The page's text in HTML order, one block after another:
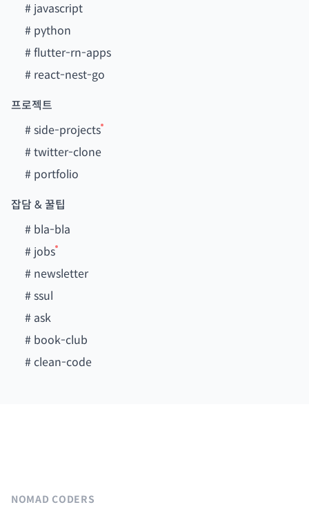
# javascript
# python
#flutter-rn-apps
# react-nest-go
프로젝트
#side-projects
#twitter-clone
# portfolio
잡담 & 꿀팁
# bla-bla
# jobs
# newsletter
#ssul
# ask
# book-club
#clean-code
NOMAD CODERS